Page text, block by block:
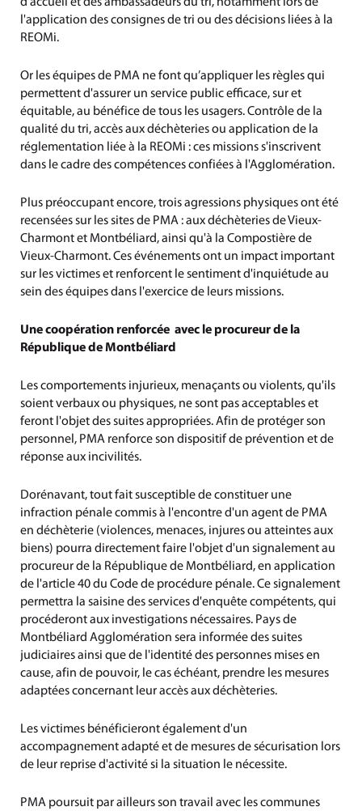
l'application des consignes de tri ou des décisions liées à la
REOMi.
Or les équipes de PMA ne font qu’appliquer les règles qui
permettent d'assurer un service public efficace, sur et
équitable, au bénéfice de tous les usagers. Contrôle de la
qualité du tri, accès aux déchèteries ou application de la
réglementation liée à la REOMi : ces missions s'inscrivent
dans le cadre des compétences confiées à l'Agglomération.
Plus préoccupant encore, trois agressions physiques ont été
recensées sur les sites de PMA : aux déchèteries de Vieux-
Charmont et Montbéliard, ainsi qu'à la Compostière de
Vieux-Charmont. Ces événements ont un impact important
sur les victimes et renforcent le sentiment d'inquiétude au
sein des équipes dans l'exercice de leurs missions.
Une coopération renforcée avec le procureur de la
République de Montbéliard
Les comportements injurieux, menaçants ou violents, qu'ils
soient verbaux ou physiques, ne sont pas acceptables et
feront l'objet des suites appropriées. Afin de protéger son
personnel, PMA renforce son dispositif de prévention et de
réponse aux incivilités.
Dorénavant, tout fait susceptible de constituer une
infraction pénale commis à l'encontre d'un agent de PMA
en déchèterie (violences, menaces, injures ou atteintes aux
biens) pourra directement faire l'objet d'un signalement au
procureur de la République de Montbéliard, en application
de l'article 40 du Code de procédure pénale. Ce signalement
permettra la saisine des services d'enquête compétents, qui
procéderont aux investigations nécessaires. Pays de
Montbéliard Agglomération sera informée des suites
judiciaires ainsi que de l'identité des personnes mises en
cause, afin de pouvoir, le cas échéant, prendre les mesures
adaptées concernant leur accès aux déchèteries.
Les victimes bénéficieront également d'un
accompagnement adapté et de mesures de sécurisation lors
de leur reprise d'activité si la situation le nécessite.
PMA poursuit par ailleurs son travail avec les communes